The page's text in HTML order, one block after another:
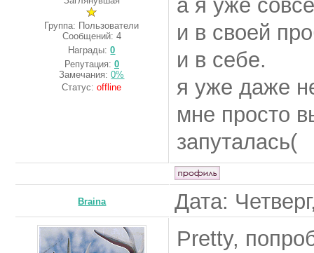
Группа: Пользователи
Сообщений: 4
Награды:0
Репутация: 0
Замечания:0%
Статус:offline
а я уже
и в своей
и в себе.
я уже даже
мне просто
запуталась(
Вrainа Дата:
Pretty,